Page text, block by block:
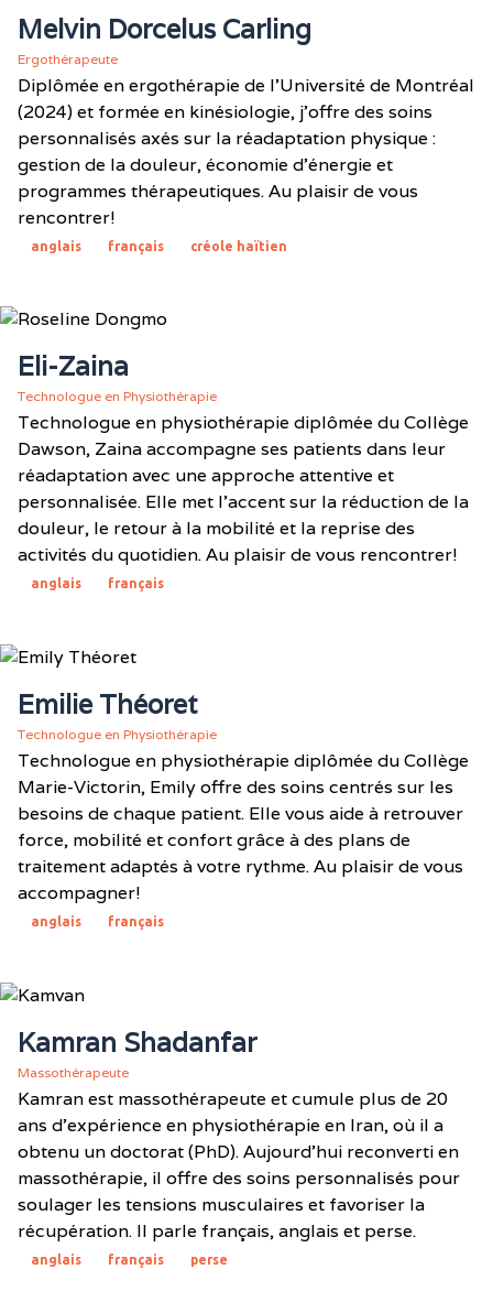
Melvin Dorcelus Carling
Ergothérapeute
Diplômée en ergothérapie de l'Université de Montréal
(2024) et formée en kinésiologie, j'offre des soins
personnalisés axés sur la réadaptation physique :
gestion de la douleur, économie d'énergie et
programmes thérapeutiques. Au plaisir de vous
rencontrer!
anglais français créole haïtien
Eli-Zaina
Technologue en Physiothérapie
Technologue en physiothérapie diplômée du Collège
Dawson, Zaina accompagne ses patients dans leur
réadaptation avec une approche attentive et
personnalisée. Elle met l'accent sur la réduction de la
douleur, le retour à la mobilité et la reprise des
activités du quotidien. Au plaisir de vous rencontrer!
anglais français
Emilie Théoret
Technologue en Physiothérapie
Technologue en physiothérapie diplômée du Collège
Marie-Victorin, Emily offre des soins centrés sur les
besoins de chaque patient. Elle vous aide à retrouver
force, mobilité et confort grâce à des plans de
traitement adaptés à votre rythme. Au plaisir de vous
accompagner!
anglais français
Kamran Shadanfar
Massothérapeute
Kamran est massothérapeute et cumule plus de 20
ans d'expérience en physiothérapie en Iran, où il a
obtenu un doctorat (PhD). Aujourd'hui reconverti en
massothérapie, il offre des soins personnalisés pour
soulager les tensions musculaires et favoriser la
récupération. Il parle français, anglais et perse.
anglais français perse